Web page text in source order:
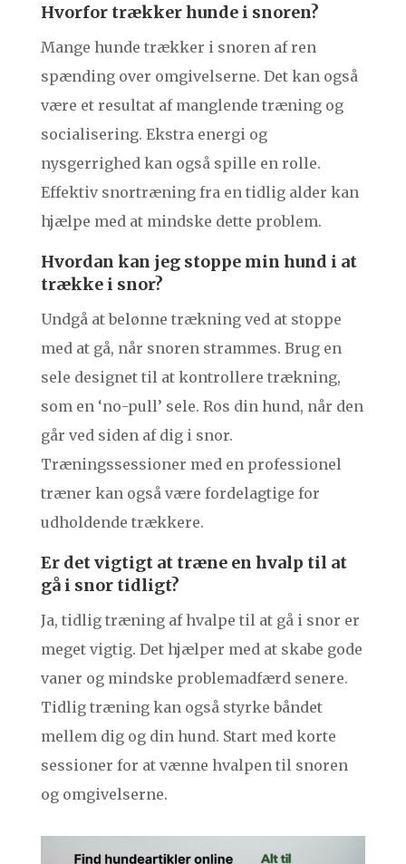
Hvorfor trækker hunde i snoren?
Mange hunde trækker i snoren af ren
spænding over omgivelserne. Det kan også
være et resultat af manglende træning og
socialisering. Ekstra energi og
nysgerrighed kan også spille en rolle.
Effektiv snortræning fra en tidlig alder kan
hjælpe med at mindske dette problem.
Hvordan kan jeg stoppe min hund i at
trække i snor?
Undgå at belønne trækning ved at stoppe
med at gå, når snoren strammes. Brug en
sele designet til at kontrollere trækning,
som en ‘no-pull’ sele. Ros din hund, når den
går ved siden af dig i snor.
Træningssessioner med en professionel
træner kan også være fordelagtige for
udholdende trækkere.
Er det vigtigt at træne en hvalp til at
gå i snor tidligt?
Ja, tidlig træning af hvalpe til at gå i snor er
meget vigtig. Det hjælper med at skabe gode
vaner og mindske problemadfærd senere.
Tidlig træning kan også styrke båndet
mellem dig og din hund. Start med korte
sessioner for at vænne hvalpen til snoren
og omgivelserne.